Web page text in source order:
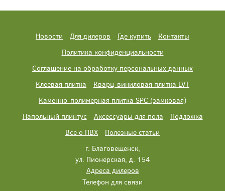
Новости Для дилеров Где купить
Контакты
Политика конфиденциальности
Соглашение на обработку персональных данных
Клеевая плитка
Кварц-виниловая плитка LVT
Каменно-полимерная плитка SPC (замковая)
Напольный плинтус
Аксессуары для пола
Подложка
Все о ПВХ
Полезные статьи
г. Благовещенск,
ул. Пионерская, д. 154
Адреса дилеров
Телефон для связи